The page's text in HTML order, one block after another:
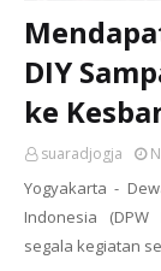
DIY
ke
suaradjogja
Yogyakarta -
Indonesia
segala kegiatan